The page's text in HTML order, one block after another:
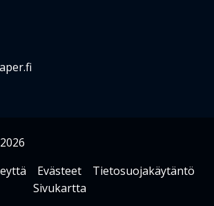
Evästeet
Tietosuojakäytäntö
Sivukartta